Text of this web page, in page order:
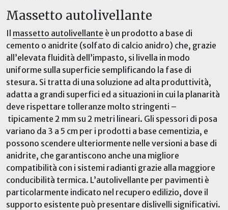
Massetto autolivellante
Il massetto autolivellante è un prodotto a base di
cemento o anidrite (solfato di calcio anidro) che, grazie
all’elevata fluidità dell’impasto, si livella in modo
uniforme sulla superficie semplificando la fase di
stesura. Si tratta di una soluzione ad alta produttività,
adatta a grandi superfici ed a situazioni in cui la planarità
deve rispettare tolleranze molto stringenti –
tipicamente 2 mm su 2 metri lineari. Gli spessori di posa
variano da 3 a 5 cm per i prodotti a base cementizia, e
possono scendere ulteriormente nelle versioni a base di
anidrite, che garantiscono anche una migliore
compatibilità con i sistemi radianti grazie alla maggiore
conducibilità termica. L’autolivellante per pavimenti è
particolarmente indicato nel recupero edilizio, dove il
supporto esistente può presentare dislivelli significativi.